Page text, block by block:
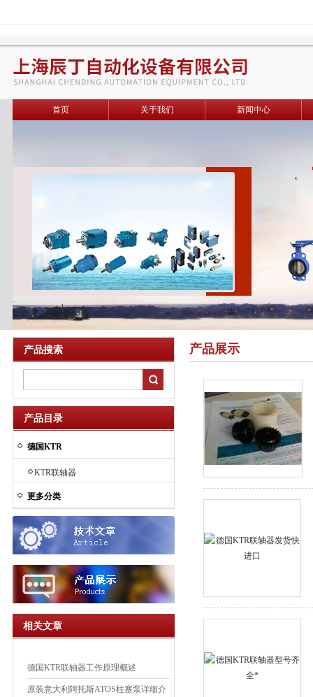
首页 关于我们 新闻中心
产品搜索
产品目录
德国KTR
KTR联轴器
更多分类
相关文章
德国KTR联轴器工作原理概述
原装意大利阿托斯ATOS柱塞泵详细介
产品展示